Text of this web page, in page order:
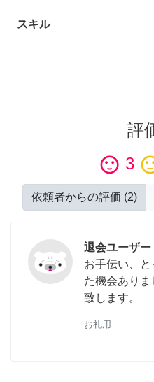
スキル
評
sentiment_satisfied 3
依頼者からの評価 (2)
退会ユーザー
お手伝い、と
た機会あり
致します。
お礼用